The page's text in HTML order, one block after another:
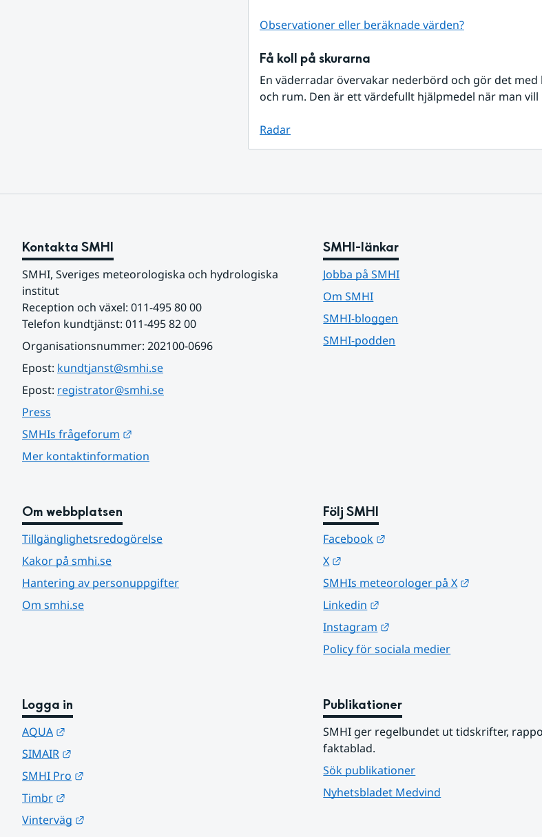
Observationer eller beräknade värden?
Få koll på skurarna
En väderradar övervakar nederbörd och gör det
och rum. Den är ett värdefullt hjälpmedel när man
Radar
Kontakta SMHI
SMHI, Sveriges meteorologiska och hydrologiska
institut
Reception och växel: 011-495 80 00
Telefon kundtjänst: 011-495 82 00
Organisationsnummer: 202100-0696
Epost: kundtjanst@smhi.se
Epost: registrator@smhi.se
Press
SMHIs frågeforum
Mer kontaktinformation
SMHI-länkar
Jobba på SMHI
Om SMHI
SMHI-bloggen
SMHI-podden
Om webbplatsen
Tillgänglighetsredogörelse
Kakor på smhi.se
Hantering av personuppgifter
Om smhi.se
Följ SMHI
Facebook
X
SMHIs meteorologer på X
Linkedin
Instagram
Policy för sociala medier
Logga in
AQUA
SIMAIR
SMHI Pro
Timbr
Vinterväg
Publikationer
SMHI ger regelbundet ut tidskrifter,
faktablad.
Sök publikationer
Nyhetsbladet Medvind